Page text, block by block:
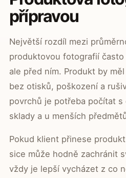
přípravou
Největší rozdíl mezi
produktovou fotografií
ale před ním. Produkt by
bez otisků, poškození a
povrchů je potřeba počítat
sklady a u menších
Pokud klient přinese
sice může hodně zachránit
vždy je lepší vycházet z co